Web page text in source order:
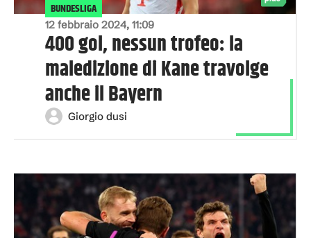
12 febbraio 2024, 11:09
BUNDESLIGA
400 gol, nessun trofeo: la
maledizione di Kane travolge
anche il Bayern
Giorgio dusi